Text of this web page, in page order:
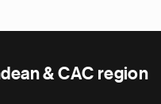
& CAC region